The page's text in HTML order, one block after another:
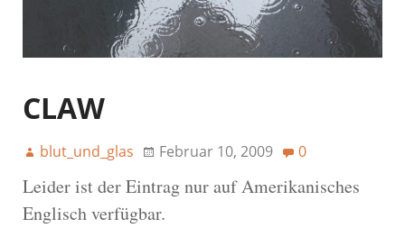
CLAW
blut_und_glas Februar 10, 2009 0
Leider ist der Eintrag nur auf Amerikanisches
Englisch verfügbar.